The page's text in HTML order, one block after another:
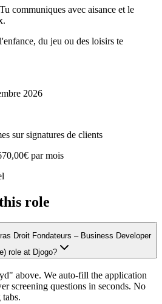
communiques avec aisance et le
du jeu ou des loisirs te
2026
sur signatures de clients
par mois
role
Droit Fondateurs – Business Developer
role at Djogo?
above. We auto-fill the application
screening questions in seconds. No